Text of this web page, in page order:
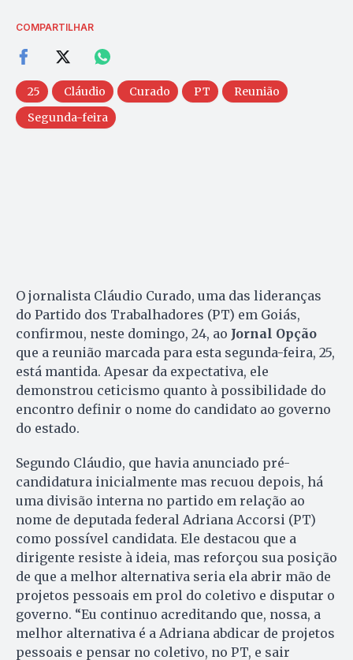
COMPARTILHAR
25 Cláudio Curado PT
Reunião
Segunda-feira
O jornalista Cláudio Curado, uma das lideranças
do Partido dos Trabalhadores (PT) em Goiás,
confirmou, neste domingo, 24, ao Jornal Opção
que a reunião marcada para esta segunda-feira, 25,
está mantida. Apesar da expectativa, ele
demonstrou ceticismo quanto à possibilidade do
encontro definir o nome do candidato ao governo
do estado.
Segundo Cláudio, que havia anunciado pré-
candidatura inicialmente mas recuou depois, há
uma divisão interna no partido em relação ao
nome de deputada federal Adriana Accorsi (PT)
como possível candidata. Ele destacou que a
dirigente resiste à ideia, mas reforçou sua posição
de que a melhor alternativa seria ela abrir mão de
projetos pessoais em prol do coletivo e disputar o
governo. “Eu continuo acreditando que, nossa, a
melhor alternativa é a Adriana abdicar de projetos
pessoais e pensar no coletivo, no PT, e sair